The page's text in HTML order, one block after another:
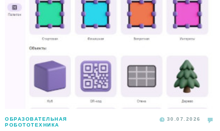
ОБРАЗОВАТЕЛЬНАЯ
РОБОТОТЕХНИКА
30.07.2026